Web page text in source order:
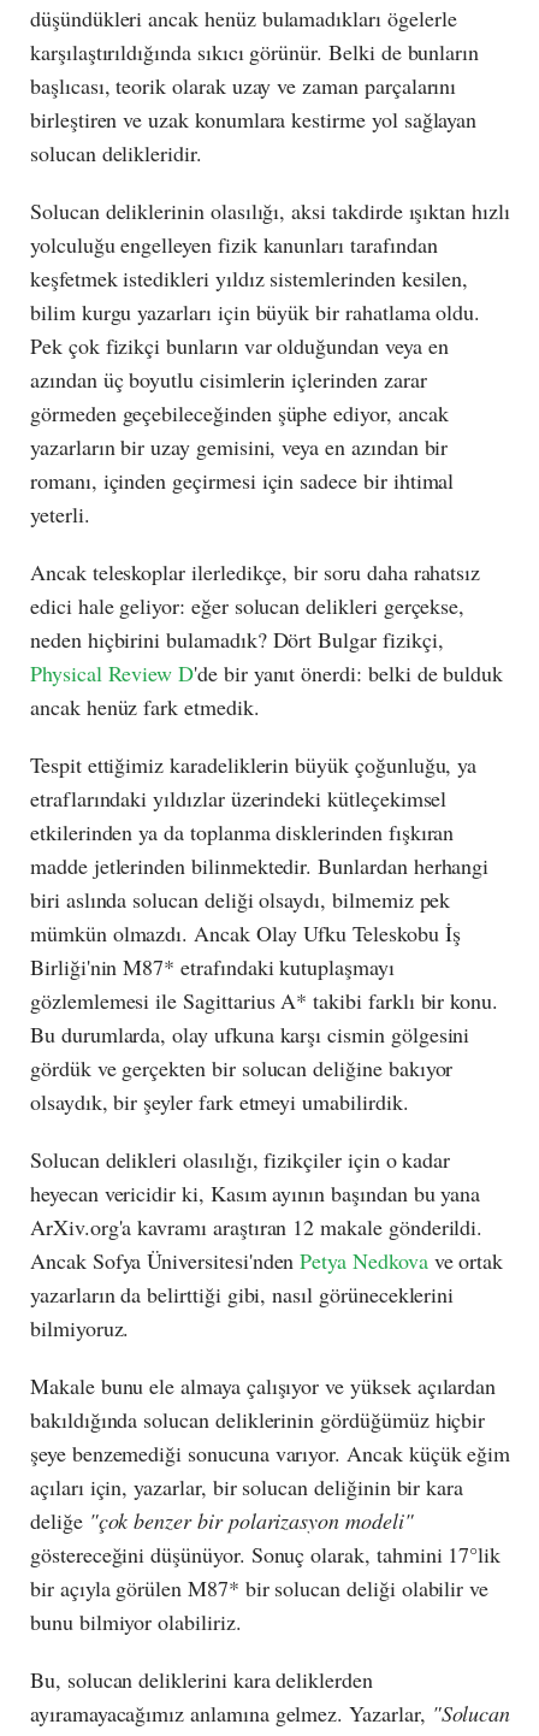
düşündükleri ancak henüz bulamadıkları ögelerle
karşılaştırıldığında sıkıcı görünür. Belki de bunların
başlıcası, teorik olarak uzay ve zaman parçalarını
birleştiren ve uzak konumlara kestirme yol sağlayan
solucan delikleridir.
Solucan deliklerinin olasılığı, aksi takdirde ışıktan hızlı
yolculuğu engelleyen fizik kanunları tarafından
keşfetmek istedikleri yıldız sistemlerinden kesilen,
bilim kurgu yazarları için büyük bir rahatlama oldu.
Pek çok fizikçi bunların var olduğundan veya en
azından üç boyutlu cisimlerin içlerinden zarar
görmeden geçebileceğinden şüphe ediyor, ancak
yazarların bir uzay gemisini, veya en azından bir
romanı, içinden geçirmesi için sadece bir ihtimal
yeterli.
Ancak teleskoplar ilerledikçe, bir soru daha rahatsız
edici hale geliyor: eğer solucan delikleri gerçekse,
neden hiçbirini bulamadık? Dört Bulgar fizikçi,
Physical Review D'de bir yanıt önerdi: belki de bulduk
ancak henüz fark etmedik.
Tespit ettiğimiz karadeliklerin büyük çoğunluğu, ya
etraflarındaki yıldızlar üzerindeki kütleçekimsel
etkilerinden ya da toplanma disklerinden fışkıran
madde jetlerinden bilinmektedir. Bunlardan herhangi
biri aslında solucan deliği olsaydı, bilmemiz pek
mümkün olmazdı. Ancak Olay Ufku Teleskobu İş
Birliği'nin M87* etrafındaki kutuplaşmayı
gözlemlemesi ile Sagittarius A* takibi farklı bir konu.
Bu durumlarda, olay ufkuna karşı cismin gölgesini
gördük ve gerçekten bir solucan deliğine bakıyor
olsaydık, bir şeyler fark etmeyi umabilirdik.
Solucan delikleri olasılığı, fizikçiler için o kadar
heyecan vericidir ki, Kasım ayının başından bu yana
ArXiv.org'a kavramı araştıran 12 makale gönderildi.
Ancak Sofya Üniversitesi'ndenPetya Nedkovave ortak
yazarların da belirttiği gibi, nasıl görüneceklerini
bilmiyoruz.
Makale bunu ele almaya çalışıyor ve yüksek açılardan
bakıldığında solucan deliklerinin gördüğümüz hiçbir
şeye benzemediği sonucuna varıyor. Ancak küçük eğim
açıları için, yazarlar, bir solucan deliğinin bir kara
deliğe "çok benzer bir polarizasyon modeli"
göstereceğini düşünüyor. Sonuç olarak, tahmini 17°lik
bir açıyla görülen M87* bir solucan deliği olabilir ve
bunu bilmiyor olabiliriz.
Bu, solucan deliklerini kara deliklerden
ayıramayacağımız anlamına gelmez. Yazarlar, "Solucan